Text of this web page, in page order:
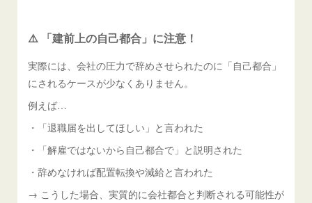
⚠️ 「建前上の自己都合」に注意！
実際には、会社の圧力で辞めさせられたのに「自己都合」
にされるケースが少なくありません。
例えば…
・「退職届を出してほしい」と言われた
・「解雇ではないから自己都合で」と説明された
・辞めなければ配置転換や減給と言われた
→ こうした場合、実質的に会社都合と判断される可能性が